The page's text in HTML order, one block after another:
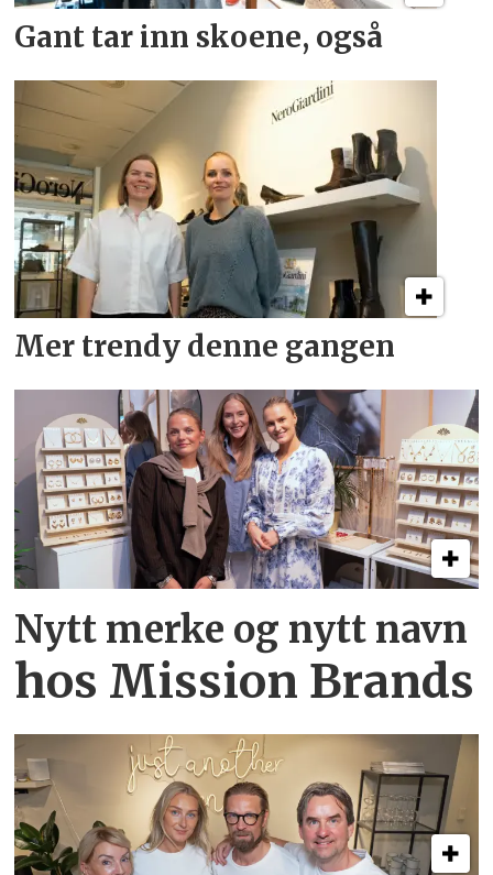
Gant tar inn skoene, også
Mer trendy denne gangen
Nytt merke og nytt navn
hos Mission Brands